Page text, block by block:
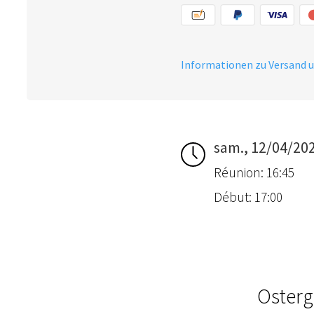
Informationen zu Versand
sam., 12/04/
Réunion: 16:45
Début: 17:00